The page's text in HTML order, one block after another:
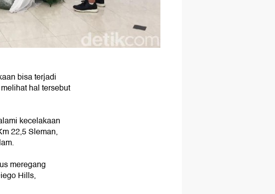
bisa terjadi
hal tersebut
kecelakaan
22,5 Sleman,
meregang
Hills,